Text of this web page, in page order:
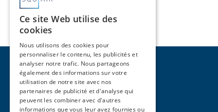
Pages
Ce site Web utilise des
cookies
Nous utilisons des cookies pour
personnaliser le contenu, les publicités et
analyser notre trafic. Nous partageons
également des informations sur votre
utilisation de notre site avec nos
partenaires de publicité et d'analyse qui
peuvent les combiner avec d'autres
informations que vous leur avez fournies ou